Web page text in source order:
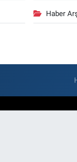
Haber